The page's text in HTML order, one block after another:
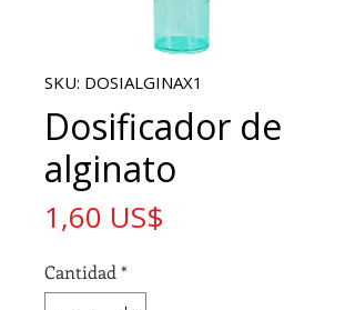
SKU: DOSIALGINAX1
Dosificador de
alginato
1,60 US$
Cantidad *